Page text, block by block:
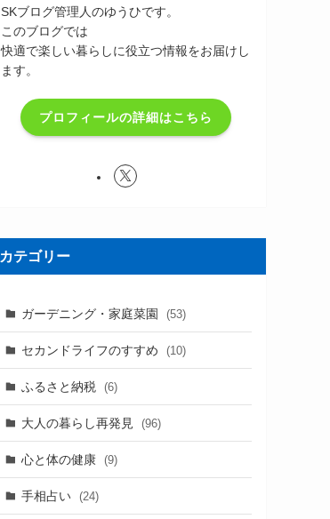
SKブログ管理人のゆうひです。
このブログでは
快適で楽しい暮らしに役立つ情報をお届けし
ます。
プロフィールの詳細はこちら
カテゴリー
ガーデニング・家庭菜園 (53)
セカンドライフのすすめ (10)
ふるさと納税 (6)
大人の暮らし再発見 (96)
心と体の健康 (9)
手相占い (24)